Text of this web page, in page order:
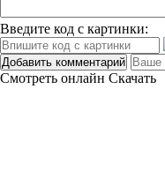
Введите код с картинки:
Добавить комментарий
Смотреть онлайн Скачать